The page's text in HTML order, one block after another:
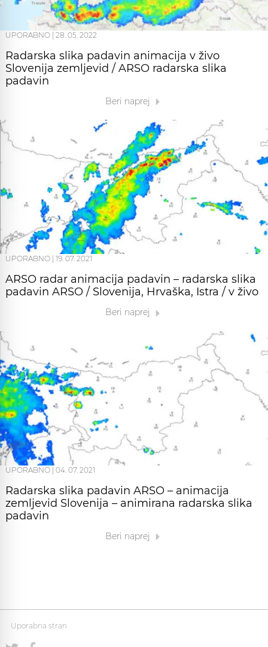
UPORABNO | 28. 05. 2022
Radarska slika padavin animacija v živo
Slovenija zemljevid / ARSO radarska slika
padavin
Beri naprej
UPORABNO 19. 07. 2021
ARSO radar animacija padavin – radarska slika
padavin ARSO / Slovenija, Hrvaška, Istra / v živo
Beri naprej
UPORABNO 04. 07. 2021
Radarska slika padavin ARSO – animacija
zemljevid Slovenija – animirana radarska slika
padavin
Beri naprej
Uporabna stran